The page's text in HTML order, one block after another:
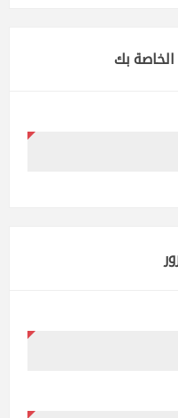
بك